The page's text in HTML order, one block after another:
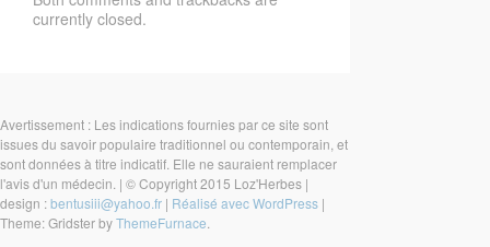
currently closed.
Avertissement : Les indications fournies par ce site sont
issues du savoir populaire traditionnel ou contemporain, et
sont données à titre indicatif. Elle ne sauraient remplacer
l'avis d'un médecin. | © Copyright 2015 Loz'Herbes |
design :bentusiii@yahoo.fr | Réalisé avec WordPress |
Theme: Gridster byThemeFurnace